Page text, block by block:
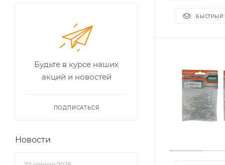
БЫСТРЫЙ
Будьте в курсе наших
акций и новостей
ПОДПИСАТЬСЯ
Новости